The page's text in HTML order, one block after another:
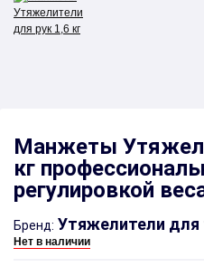
Манжеты
кг
регулировкой
Бренд: Утяжелители для
Нет в наличии